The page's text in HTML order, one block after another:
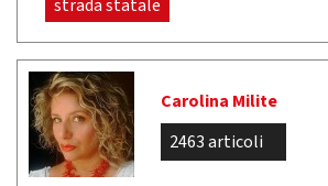
strada statale
Carolina Milite
2463 articoli